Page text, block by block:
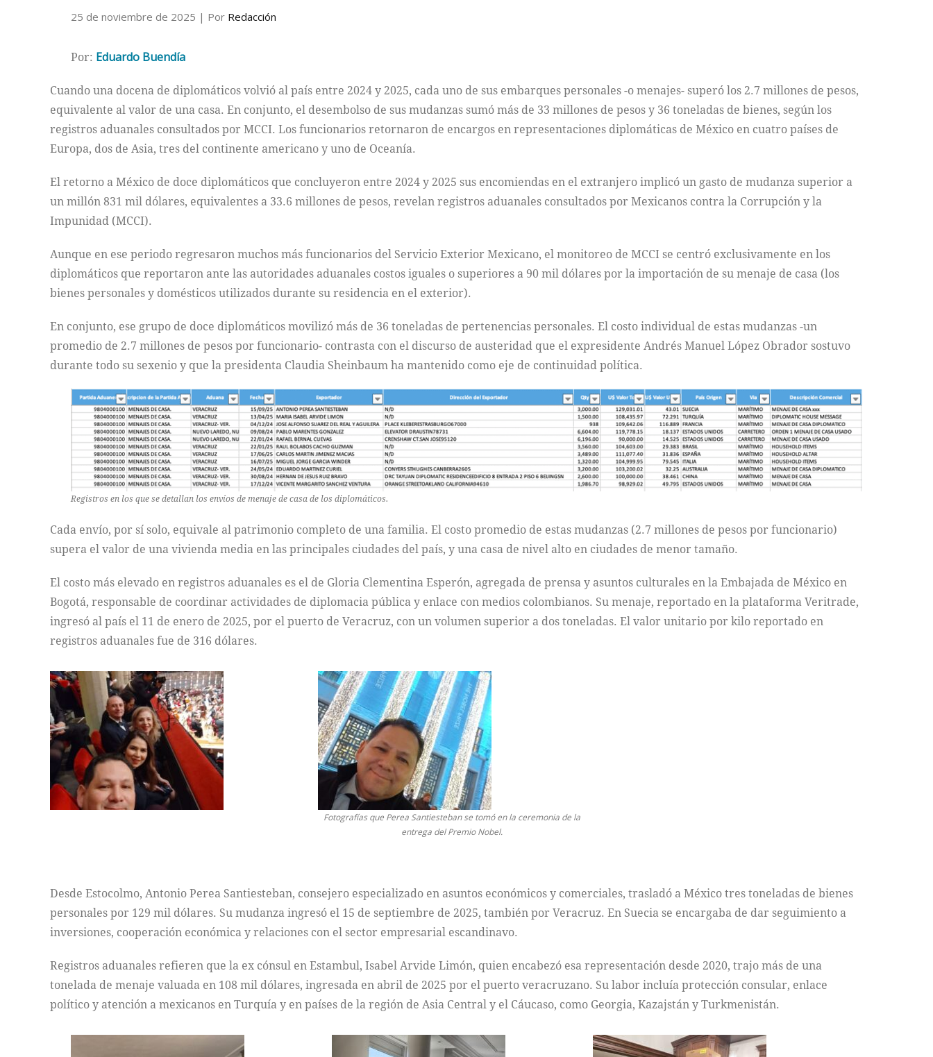
25 de noviembre de 2025 | Por Redacción
Por: Eduardo Buendía
Cuando una docena de diplomáticos volvió al país entre 2024 y 2025, cada uno de sus embarques personales -o menajes- superó los 2.7 millones de pesos,
equivalente al valor de una casa. En conjunto, el desembolso de sus mudanzas sumó más de 33 millones de pesos y 36 toneladas de bienes, según los
registros aduanales consultados por MCCI. Los funcionarios retornaron de encargos en representaciones diplomáticas de México en cuatro países de
Europa, dos de Asia, tres del continente americano y uno de Oceanía.
El retorno a México de doce diplomáticos que concluyeron entre 2024 y 2025 sus encomiendas en el extranjero implicó un gasto de mudanza superior a
un millón 831 mil dólares, equivalentes a 33.6 millones de pesos, revelan registros aduanales consultados por Mexicanos contra la Corrupción y la
Impunidad (MCCI).
Aunque en ese periodo regresaron muchos más funcionarios del Servicio Exterior Mexicano, el monitoreo de MCCI se centró exclusivamente en los
diplomáticos que reportaron ante las autoridades aduanales costos iguales o superiores a 90 mil dólares por la importación de su menaje de casa (los
bienes personales y domésticos utilizados durante su residencia en el exterior).
En conjunto, ese grupo de doce diplomáticos movilizó más de 36 toneladas de pertenencias personales. El costo individual de estas mudanzas -un
promedio de 2.7 millones de pesos por funcionario- contrasta con el discurso de austeridad que el expresidente Andrés Manuel López Obrador sostuvo
durante todo su sexenio y que la presidenta Claudia Sheinbaum ha mantenido como eje de continuidad política.
Registros en los que se detallan los envíos de menaje de casa de los diplomáticos.
Cada envío, por sí solo, equivale al patrimonio completo de una familia. El costo promedio de estas mudanzas (2.7 millones de pesos por funcionario)
supera el valor de una vivienda media en las principales ciudades del país, y una casa de nivel alto en ciudades de menor tamaño.
El costo más elevado en registros aduanales es el de Gloria Clementina Esperón, agregada de prensa y asuntos culturales en la Embajada de México en
Bogotá, responsable de coordinar actividades de diplomacia pública y enlace con medios colombianos. Su menaje, reportado en la plataforma Veritrade,
ingresó al país el 11 de enero de 2025, por el puerto de Veracruz, con un volumen superior a dos toneladas. El valor unitario por kilo reportado en
registros aduanales fue de 316 dólares.
Fotografías que Perea Santiesteban se tomó en la ceremonia de la
entrega del Premio Nobel.
Desde Estocolmo, Antonio Perea Santiesteban, consejero especializado en asuntos económicos y comerciales, trasladó a México tres toneladas de bienes
personales por 129 mil dólares. Su mudanza ingresó el 15 de septiembre de 2025, también por Veracruz. En Suecia se encargaba de dar seguimiento a
inversiones, cooperación económica y relaciones con el sector empresarial escandinavo.
Registros aduanales refieren que la ex cónsul en Estambul, Isabel Arvide Limón, quien encabezó esa representación desde 2020, trajo más de una
tonelada de menaje valuada en 108 mil dólares, ingresada en abril de 2025 por el puerto veracruzano. Su labor incluía protección consular, enlace
político y atención a mexicanos en Turquía y en países de la región de Asia Central y el Cáucaso, como Georgia, Kazajstán y Turkmenistán.